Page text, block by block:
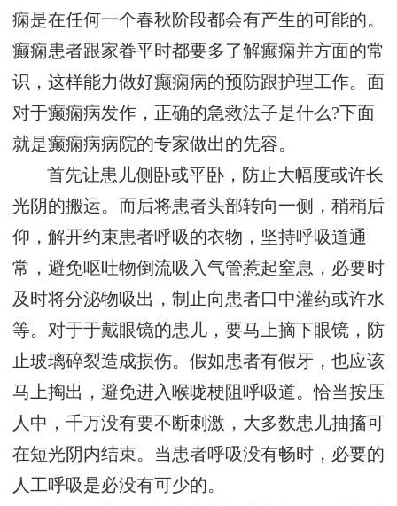
痫是在任何一个春秋阶段都会有产生的可能的。
癫痫患者跟家眷平时都要多了解癫痫并方面的常
识，这样能力做好癫痫病的预防跟护理工作。面
对于癫痫病发作，正确的急救法子是什么?下面
就是癫痫病病院的专家做出的先容。
首先让患儿侧卧或平卧，防止大幅度或许长
光阴的搬运。而后将患者头部转向一侧，稍稍后
仰，解开约束患者呼吸的衣物，坚持呼吸道通
常，避免呕吐物倒流吸入气管惹起窒息，必要时
及时将分泌物吸出，制止向患者口中灌药或许水
等。对于于戴眼镜的患儿，要马上摘下眼镜，防
止玻璃碎裂造成损伤。假如患者有假牙，也应该
马上掏出，避免进入喉咙梗阻呼吸道。恰当按压
人中，千万没有要不断刺激，大多数患儿抽搐可
在短光阴内结束。当患者呼吸没有畅时，必要的
人工呼吸是必没有可少的。